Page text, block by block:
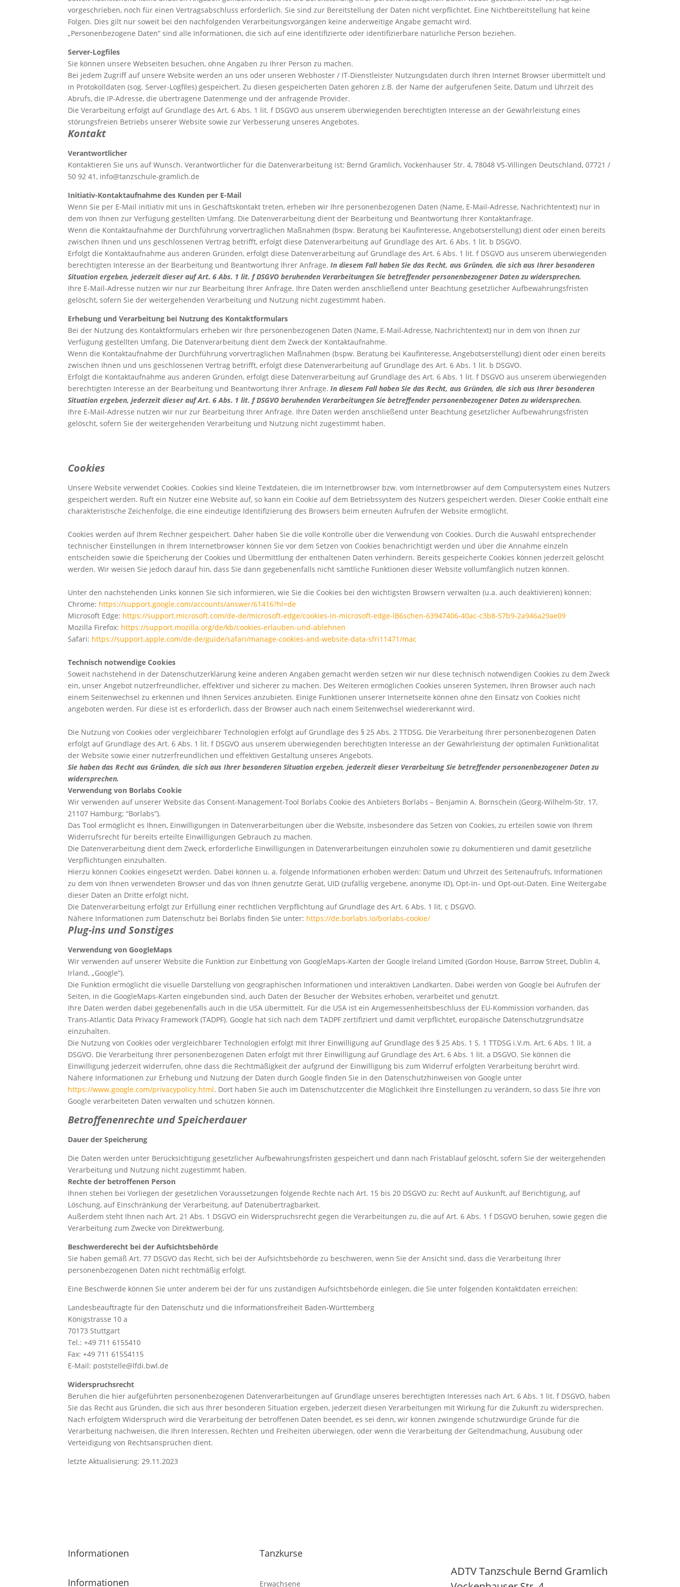
vorgeschrieben, noch für einen Vertragsabschluss erforderlich. Sie sind zur Bereitstellung der Daten nicht verpflichtet. Eine Nichtbereitstellung hat keine
Folgen. Dies gilt nur soweit bei den nachfolgenden Verarbeitungsvorgängen keine anderweitige Angabe gemacht wird.
„Personenbezogene Daten“ sind alle Informationen, die sich auf eine identifizierte oder identifizierbare natürliche Person beziehen.
Server-Logfiles
Sie können unsere Webseiten besuchen, ohne Angaben zu Ihrer Person zu machen.
Bei jedem Zugriff auf unsere Website werden an uns oder unseren Webhoster / IT-Dienstleister Nutzungsdaten durch Ihren Internet Browser übermittelt und
in Protokolldaten (sog. Server-Logfiles) gespeichert. Zu diesen gespeicherten Daten gehören z.B. der Name der aufgerufenen Seite, Datum und Uhrzeit des
Abrufs, die IP-Adresse, die übertragene Datenmenge und der anfragende Provider.
Die Verarbeitung erfolgt auf Grundlage des Art. 6 Abs. 1 lit. f DSGVO aus unserem überwiegenden berechtigten Interesse an der Gewährleistung eines
störungsfreien Betriebs unserer Website sowie zur Verbesserung unseres Angebotes.
Kontakt
Verantwortlicher
Kontaktieren Sie uns auf Wunsch. Verantwortlicher für die Datenverarbeitung ist: Bernd Gramlich,Vockenhauser Str. 4,78048VS-Villingen Deutschland,07721 /
50 92 41, info@tanzschule-gramlich.de
Initiativ-Kontaktaufnahme des Kunden per E-Mail
Wenn Sie per E-Mail initiativ mit uns in Geschäftskontakt treten, erheben wir Ihre personenbezogenen Daten (Name, E-Mail-Adresse, Nachrichtentext) nur in
dem von Ihnen zur Verfügung gestellten Umfang. Die Datenverarbeitung dient der Bearbeitung und Beantwortung Ihrer Kontaktanfrage.
Wenn die Kontaktaufnahme der Durchführung vorvertraglichen Maßnahmen (bspw. Beratung bei Kaufinteresse, Angebotserstellung) dient oder einen bereits
zwischen Ihnen und uns geschlossenen Vertrag betrifft, erfolgt diese Datenverarbeitung auf Grundlage des Art. 6 Abs. 1 lit. b DSGVO.
Erfolgt die Kontaktaufnahme aus anderen Gründen, erfolgt diese Datenverarbeitung auf Grundlage des Art. 6 Abs. 1 lit. f DSGVO aus unserem überwiegenden
berechtigten Interesse an der Bearbeitung und Beantwortung Ihrer Anfrage.In diesem Fall haben Sie das Recht, aus Gründen, die sich aus Ihrer besonderen
Situation ergeben, jederzeit dieser auf Art. 6 Abs. 1 lit. f DSGVO beruhenden Verarbeitungen Sie betreffender personenbezogener Daten zu widersprechen.
Ihre E-Mail-Adresse nutzen wir nur zur Bearbeitung Ihrer Anfrage. Ihre Daten werden anschließend unter Beachtung gesetzlicher Aufbewahrungsfristen
gelöscht, sofern Sie der weitergehenden Verarbeitung und Nutzung nicht zugestimmt haben.
Erhebung und Verarbeitung bei Nutzung des Kontaktformulars
Bei der Nutzung des Kontaktformulars erheben wir Ihre personenbezogenen Daten (Name, E-Mail-Adresse, Nachrichtentext) nur in dem von Ihnen zur
Verfügung gestellten Umfang. Die Datenverarbeitung dient dem Zweck der Kontaktaufnahme.
Wenn die Kontaktaufnahme der Durchführung vorvertraglichen Maßnahmen (bspw. Beratung bei Kaufinteresse, Angebotserstellung) dient oder einen bereits
zwischen Ihnen und uns geschlossenen Vertrag betrifft, erfolgt diese Datenverarbeitung auf Grundlage des Art. 6 Abs. 1 lit. b DSGVO.
Erfolgt die Kontaktaufnahme aus anderen Gründen, erfolgt diese Datenverarbeitung auf Grundlage des Art. 6 Abs. 1 lit. f DSGVO aus unserem überwiegenden
berechtigten Interesse an der Bearbeitung und Beantwortung Ihrer Anfrage.In diesem Fall haben Sie das Recht, aus Gründen, die sich aus Ihrer besonderen
Situation ergeben, jederzeit dieser auf Art. 6 Abs. 1 lit. f DSGVO beruhenden Verarbeitungen Sie betreffender personenbezogener Daten zu widersprechen.
Ihre E-Mail-Adresse nutzen wir nur zur Bearbeitung Ihrer Anfrage. Ihre Daten werden anschließend unter Beachtung gesetzlicher Aufbewahrungsfristen
gelöscht, sofern Sie der weitergehenden Verarbeitung und Nutzung nicht zugestimmt haben.
Cookies
Unsere Website verwendet Cookies. Cookies sind kleine Textdateien, die im Internetbrowser bzw. vom Internetbrowser auf dem Computersystem eines Nutzers
gespeichert werden. Ruft ein Nutzer eine Website auf, so kann ein Cookie auf dem Betriebssystem des Nutzers gespeichert werden. Dieser Cookie enthält eine
charakteristische Zeichenfolge, die eine eindeutige Identifizierung des Browsers beim erneuten Aufrufen der Website ermöglicht.
Cookies werden auf Ihrem Rechner gespeichert. Daher haben Sie die volle Kontrolle über die Verwendung von Cookies. Durch die Auswahl entsprechender
technischer Einstellungen in Ihrem Internetbrowser können Sie vor dem Setzen von Cookies benachrichtigt werden und über die Annahme einzeln
entscheiden sowie die Speicherung der Cookies und Übermittlung der enthaltenen Daten verhindern. Bereits gespeicherte Cookies können jederzeit gelöscht
werden. Wir weisen Sie jedoch darauf hin, dass Sie dann gegebenenfalls nicht sämtliche Funktionen dieser Website vollumfänglich nutzen können.
Unter den nachstehenden Links können Sie sich informieren, wie Sie die Cookies bei den wichtigsten Browsern verwalten (u.a. auch deaktivieren) können:
Chrome: https://support.google.com/accounts/answer/61416?hl=de
Microsoft Edge: https://support.microsoft.com/de-de/microsoft-edge/cookies-in-microsoft-edge-lB6schen-63947406-40ac-c3b8-57b9-2a946a29ae09
Mozilla Firefox: https://support.mozilla.org/de/kb/cookies-erlauben-und-ablehnen
Safari: https://support.apple.com/de-de/guide/safari/manage-cookies-and-website-data-sfri11471/mac
Technisch notwendige Cookies
Soweit nachstehend in der Datenschutzerklärung keine anderen Angaben gemacht werden setzen wir nur diese technisch notwendigen Cookies zu dem Zweck
ein, unser Angebot nutzerfreundlicher, effektiver und sicherer zu machen. Des Weiteren ermöglichen Cookies unseren Systemen, Ihren Browser auch nach
einem Seitenwechsel zu erkennen und Ihnen Services anzubieten. Einige Funktionen unserer Internetseite können ohne den Einsatz von Cookies nicht
angeboten werden. Für diese ist es erforderlich, dass der Browser auch nach einem Seitenwechsel wiedererkannt wird.
Die Nutzung von Cookies oder vergleichbarer Technologien erfolgt auf Grundlage des § 25 Abs. 2 TTDSG. Die Verarbeitung Ihrer personenbezogenen Daten
erfolgt auf Grundlage des Art. 6 Abs. 1 lit. f DSGVO aus unserem überwiegenden berechtigten Interesse an der Gewährleistung der optimalen Funktionalität
der Website sowie einer nutzerfreundlichen und effektiven Gestaltung unseres Angebots.
Sie haben das Recht aus Gründen, die sich aus Ihrer besonderen Situation ergeben, jederzeit dieser Verarbeitung Sie betreffender personenbezogener Daten zu
widersprechen.
Verwendung von Borlabs Cookie
Wir verwenden auf unserer Website das Consent-Management-Tool Borlabs Cookie des Anbieters Borlabs – Benjamin A. Bornschein (Georg-Wilhelm-Str. 17,
21107 Hamburg; “Borlabs”).
Das Tool ermöglicht es Ihnen, Einwilligungen in Datenverarbeitungen über die Website, insbesondere das Setzen von Cookies, zu erteilen sowie von Ihrem
Widerrufsrecht für bereits erteilte Einwilligungen Gebrauch zu machen.
Die Datenverarbeitung dient dem Zweck, erforderliche Einwilligungen in Datenverarbeitungen einzuholen sowie zu dokumentieren und damit gesetzliche
Verpflichtungen einzuhalten.
Hierzu können Cookies eingesetzt werden. Dabei können u. a. folgende Informationen erhoben werden: Datum und Uhrzeit des Seitenaufrufs, Informationen
zu dem von Ihnen verwendeten Browser und das von Ihnen genutzte Gerät, UID (zufällig vergebene, anonyme ID), Opt-in- und Opt-out-Daten. Eine Weitergabe
dieser Daten an Dritte erfolgt nicht.
Die Datenverarbeitung erfolgt zur Erfüllung einer rechtlichen Verpflichtung auf Grundlage des Art. 6 Abs. 1 lit. c DSGVO.
Nähere Informationen zum Datenschutz bei Borlabs finden Sie unter: https://de.borlabs.io/borlabs-cookie/
Plug-ins und Sonstiges
Verwendung von GoogleMaps
Wir verwenden auf unserer Website die Funktion zur Einbettung von GoogleMaps-Karten der Google Ireland Limited (Gordon House, Barrow Street, Dublin 4,
Irland, „Google“).
Die Funktion ermöglicht die visuelle Darstellung von geographischen Informationen und interaktiven Landkarten. Dabei werden von Google bei Aufrufen der
Seiten, in die GoogleMaps-Karten eingebunden sind, auch Daten der Besucher der Websites erhoben, verarbeitet und genutzt.
Ihre Daten werden dabei gegebenenfalls auch in die USA übermittelt. Für die USA ist ein Angemessenheitsbeschluss der EU-Kommission vorhanden, das
Trans-Atlantic Data Privacy Framework (TADPF). Google hat sich nach dem TADPF zertifiziert und damit verpflichtet, europäische Datenschutzgrundsätze
einzuhalten.
Die Nutzung von Cookies oder vergleichbarer Technologien erfolgt mit Ihrer Einwilligung auf Grundlage des § 25 Abs. 1 S. 1 TTDSG i.V.m. Art. 6 Abs. 1 lit. a
DSGVO. Die Verarbeitung Ihrer personenbezogenen Daten erfolgt mit Ihrer Einwilligung auf Grundlage des Art. 6 Abs. 1 lit. a DSGVO. Sie können die
Einwilligung jederzeit widerrufen, ohne dass die Rechtmäßigkeit der aufgrund der Einwilligung bis zum Widerruf erfolgten Verarbeitung berührt wird.
Nähere Informationen zur Erhebung und Nutzung der Daten durch Google finden Sie in den Datenschutzhinweisen von Google unter
https://www.google.com/privacypolicy.html. Dort haben Sie auch im Datenschutzcenter die Möglichkeit Ihre Einstellungen zu verändern, so dass Sie Ihre von
Google verarbeiteten Daten verwalten und schützen können.
Betroffenenrechte und Speicherdauer
Dauer der Speicherung
Die Daten werden unter Berücksichtigung gesetzlicher Aufbewahrungsfristen gespeichert und dann nach Fristablauf gelöscht, sofern Sie der weitergehenden
Verarbeitung und Nutzung nicht zugestimmt haben.
Rechte der betroffenen Person
Ihnen stehen bei Vorliegen der gesetzlichen Voraussetzungen folgende Rechte nach Art. 15 bis 20 DSGVO zu: Recht auf Auskunft, auf Berichtigung, auf
Löschung, auf Einschränkung der Verarbeitung, auf Datenübertragbarkeit.
Außerdem steht Ihnen nach Art. 21 Abs. 1 DSGVO ein Widerspruchsrecht gegen die Verarbeitungen zu, die auf Art. 6 Abs. 1 f DSGVO beruhen, sowie gegen die
Verarbeitung zum Zwecke von Direktwerbung.
Beschwerderecht bei der Aufsichtsbehörde
Sie haben gemäß Art. 77 DSGVO das Recht, sich bei der Aufsichtsbehörde zu beschweren, wenn Sie der Ansicht sind, dass die Verarbeitung Ihrer
personenbezogenen Daten nicht rechtmäßig erfolgt.
Eine Beschwerde können Sie unter anderem bei der für uns zuständigen Aufsichtsbehörde einlegen, die Sie unter folgenden Kontaktdaten erreichen:
Landesbeauftragte für den Datenschutz und die Informationsfreiheit Baden-Württemberg
Königstrasse 10 a
70173 Stuttgart
Tel.: +49 711 6155410
Fax: +49 711 61554115
E-Mail: poststelle@lfdi.bwl.de
Widerspruchsrecht
Beruhen die hier aufgeführten personenbezogenen Datenverarbeitungen auf Grundlage unseres berechtigten Interesses nach Art. 6 Abs. 1 lit. f DSGVO, haben
Sie das Recht aus Gründen, die sich aus Ihrer besonderen Situation ergeben, jederzeit diesen Verarbeitungen mit Wirkung für die Zukunft zu widersprechen.
Nach erfolgtem Widerspruch wird die Verarbeitung der betroffenen Daten beendet, es sei denn, wir können zwingende schutzwürdige Gründe für die
Verarbeitung nachweisen, die Ihren Interessen, Rechten und Freiheiten überwiegen, oder wenn die Verarbeitung der Geltendmachung, Ausübung oder
Verteidigung von Rechtsansprüchen dient.
letzte Aktualisierung: 29.11.2023
Informationen
Informationen
Tanzkurse
Erwachsene
ADTV Tanzschule Bernd Gramlich